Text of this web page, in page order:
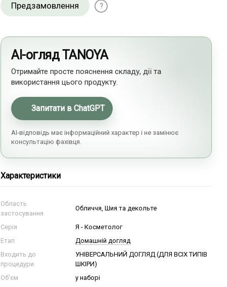
Предзамовлення ?
AI-огляд TANOYA
Отримайте просте пояснення складу, дії та
використання цього продукту.
Запитати в ChatGPT
AI-відповідь має інформаційний характер і не замінює
консультацію фахівця.
Характеристики
Область
застосування
Обличчя, Шия та декольте
Серія
Я - Косметолог
Етап
Домашній догляд
Входить до
процедури
УНІВЕРСАЛЬНИЙ ДОГЛЯД (ДЛЯ ВСІХ ТИПІВ
ШКІРИ)
Об’єм
у наборі